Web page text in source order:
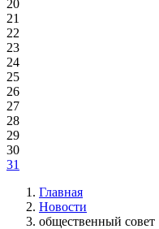
20
21
22
23
24
25
26
27
28
29
30
31
Главная
Новости
общественный совет